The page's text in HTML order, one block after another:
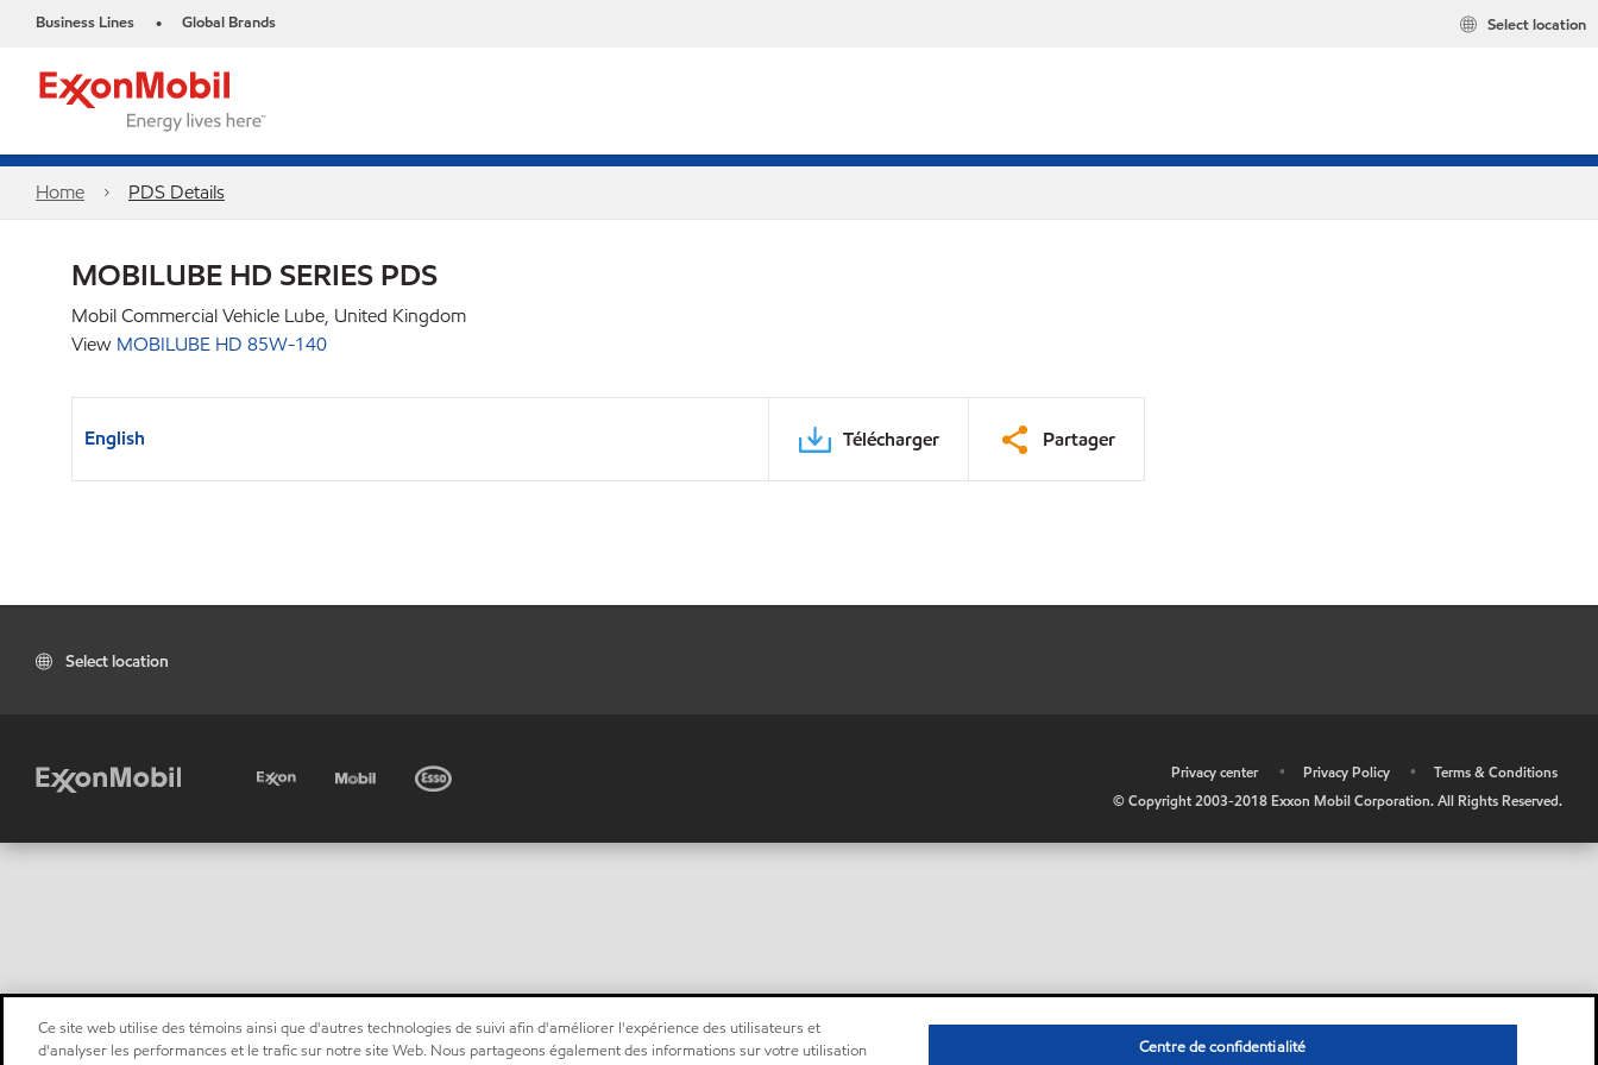
Business Lines • Global Brands Select location
Home PDS Details
MOBILUBE HD SERIES PDS
Mobil Commercial Vehicle Lube, United Kingdom
View MOBILUBE HD 85W-140
English Télécharger Partager
Select location
Privacy center • Privacy Policy •
Terms & Conditions
© Copyright 2003-2018 Exxon Mobil Corporation. All Rights Reserved.
Ce site web utilise des témoins ainsi que d'autres technologies de suivi afin d'améliorer l'expérience des utilisateurs et
d'analyser les performances et le trafic sur notre site Web. Nous partageons également des informations sur votre utilisation
Centre de confidentialité